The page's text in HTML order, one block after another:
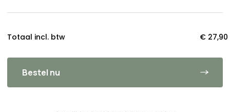
Totaal incl. btw € 27,90
Bestel nu